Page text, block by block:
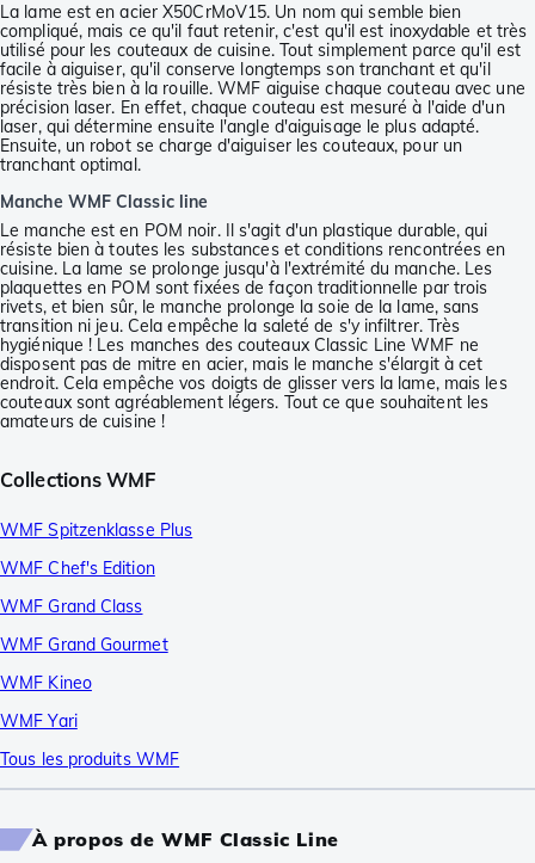
La lame est en acier X50CrMoV15. Un nom qui semble bien
compliqué, mais ce qu'il faut retenir, c'est qu'il est inoxydable et très
utilisé pour les couteaux de cuisine. Tout simplement parce qu'il est
facile à aiguiser, qu'il conserve longtemps son tranchant et qu'il
résiste très bien à la rouille. WMF aiguise chaque couteau avec une
précision laser. En effet, chaque couteau est mesuré à l'aide d'un
laser, qui détermine ensuite l'angle d'aiguisage le plus adapté.
Ensuite, un robot se charge d'aiguiser les couteaux, pour un
tranchant optimal.
Manche WMF Classic line
Le manche est en POM noir. Il s'agit d'un plastique durable, qui
résiste bien à toutes les substances et conditions rencontrées en
cuisine. La lame se prolonge jusqu'à l'extrémité du manche. Les
plaquettes en POM sont fixées de façon traditionnelle par trois
rivets, et bien sûr, le manche prolonge la soie de la lame, sans
transition ni jeu. Cela empêche la saleté de s'y infiltrer. Très
hygiénique ! Les manches des couteaux Classic Line WMF ne
disposent pas de mitre en acier, mais le manche s'élargit à cet
endroit. Cela empêche vos doigts de glisser vers la lame, mais les
couteaux sont agréablement légers. Tout ce que souhaitent les
amateurs de cuisine !
Collections WMF
WMF Spitzenklasse Plus
WMF Chef's Edition
WMF Grand Class
WMF Grand Gourmet
WMF Kineo
WMF Yari
Tous les produits WMF
À propos de WMF Classic Line